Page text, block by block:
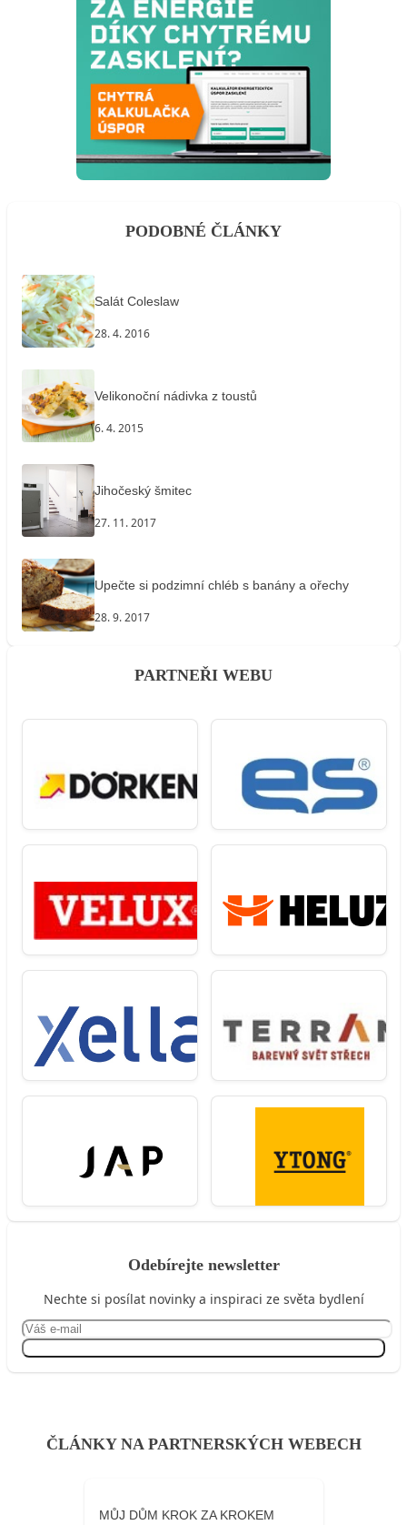
PODOBNÉ ČLÁNKY
Salát Coleslaw
28. 4. 2016
Velikonoční nádivka z toustů
6. 4. 2015
Jihočeský šmitec
27. 11. 2017
Upečte si podzimní chléb s banány a ořechy
28. 9. 2017
PARTNEŘI WEBU
Odebírejte newsletter
Nechte si posílat novinky a inspiraci ze světa bydlení
ČLÁNKY NA PARTNERSKÝCH WEBECH
MŮJ DŮM KROK ZA KROKEM